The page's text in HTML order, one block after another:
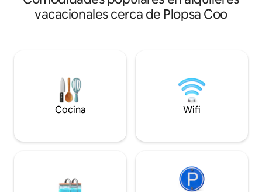
circuito de Fórmula 1. Como fanático del
remolque, conozco el bosque en el patio
es adecuado para ciclistas de montaña.
autónoma a
Extras ✨ bajo reserva: 🕓
💆‍♀️ Masaje
camilla de
Información
vacacionales cerca de Plopsa Coo
Cocina Wifi